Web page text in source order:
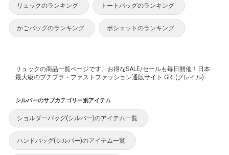
リュックのランキング トートバッグのランキング
かごバッグのランキング ポシェットのランキング
リュックの商品一覧ページです。お得なSALE/セールも毎日開催！日本
最大級のプチプラ・ファストファッション通販サイト GRL(グレイル)
シルバーのサブカテゴリー別アイテム
ショルダーバッグ(シルバー)のアイテム一覧
ハンドバッグ(シルバー)のアイテム一覧